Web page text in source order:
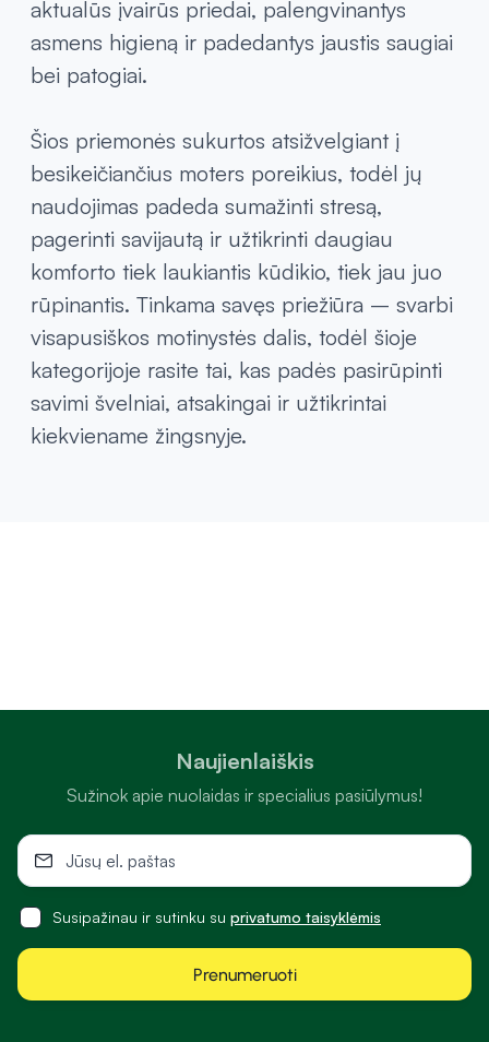
atsistatymui.Vienkartinės kelnaitės–
praktiškas pasirinkimas pirmosiomis dienomis
po gimdymo: jos užtikrina higieną, apsaugą
aktualūs įvairūs priedai, palengvinantys
asmens higieną ir padedantys jaustis saugiai
bei patogiai.
Šios priemonės sukurtos atsižvelgiant į
besikeičiančius moters poreikius, todėl jų
naudojimas padeda sumažinti stresą,
pagerinti savijautą ir užtikrinti daugiau
komforto tiek laukiantis kūdikio, tiek jau juo
rūpinantis. Tinkama savęs priežiūra – svarbi
Naujienlaiškis
Sužinok apie nuolaidas ir specialius pasiūlymus!
Susipažinau ir sutinku su privatumo taisyklėmis
Prenumeruoti